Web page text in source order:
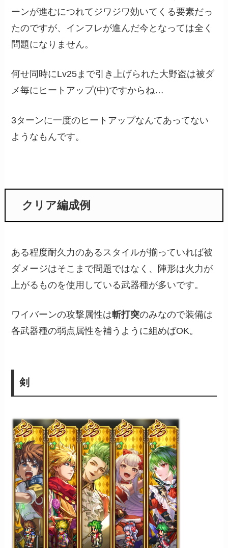
ーンが進むにつれてジワジワ効いてくる要素だっ
たのですが、インフレが進んだ今となっては全く
問題になりません。
何せ同時にLv25まで引き上げられた大野盗は被ダ
メ毎にヒートアップ(中)ですからね…
3ターンに一度のヒートアップなんてあってない
ようなもんです。
クリア編成例
ある程度耐久力のあるスタイルが揃っていれば被
ダメージはそこまで問題ではなく、陣形は火力が
上がるものを使用している武器種が多いです。
ワイバーンの攻撃属性は斬打突のみなので装備は
各武器種の弱点属性を補うように組めばOK。
剣